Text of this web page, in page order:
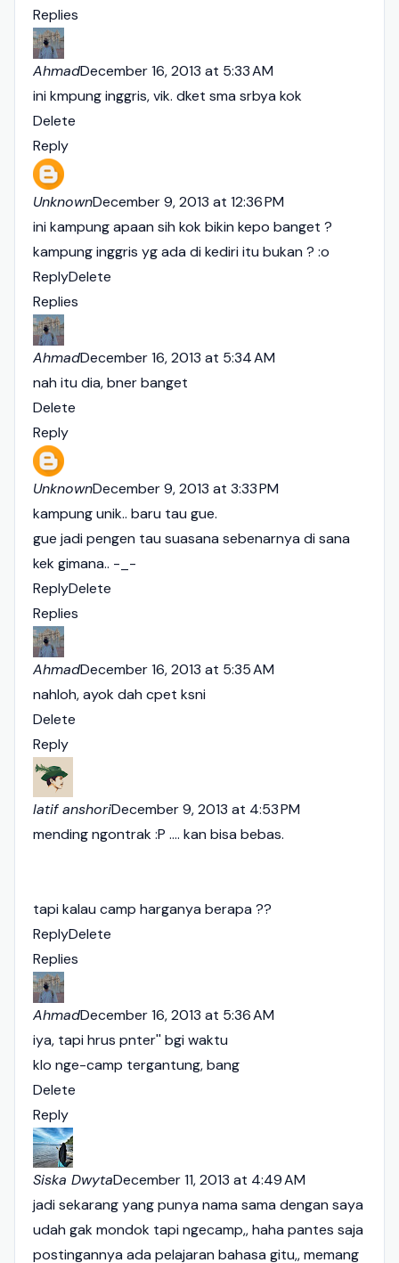
Replies
AhmadDecember 16, 2013 at 5:33 AM
ini kmpung inggris, vik. dket sma srbya kok
Delete
Reply
UnknownDecember 9, 2013 at 12:36 PM
ini kampung apaan sih kok bikin kepo banget ?
kampung inggris yg ada di kediri itu bukan ? :o
ReplyDelete
Replies
AhmadDecember 16, 2013 at 5:34 AM
nah itu dia, bner banget
Delete
Reply
UnknownDecember 9, 2013 at 3:33 PM
kampung unik.. baru tau gue.
gue jadi pengen tau suasana sebenarnya di sana
kek gimana.. -_-
ReplyDelete
Replies
AhmadDecember 16, 2013 at 5:35 AM
nahloh, ayok dah cpet ksni
Delete
Reply
latif anshoriDecember 9, 2013 at 4:53 PM
mending ngontrak :P .... kan bisa bebas.
tapi kalau camp harganya berapa ??
ReplyDelete
Replies
AhmadDecember 16, 2013 at 5:36 AM
iya, tapi hrus pnter'' bgi waktu
klo nge-camp tergantung, bang
Delete
Reply
Siska DwytaDecember 11, 2013 at 4:49 AM
jadi sekarang yang punya nama sama dengan saya
udah gak mondok tapi ngecamp,, haha pantes saja
postingannya ada pelajaran bahasa gitu,, memang